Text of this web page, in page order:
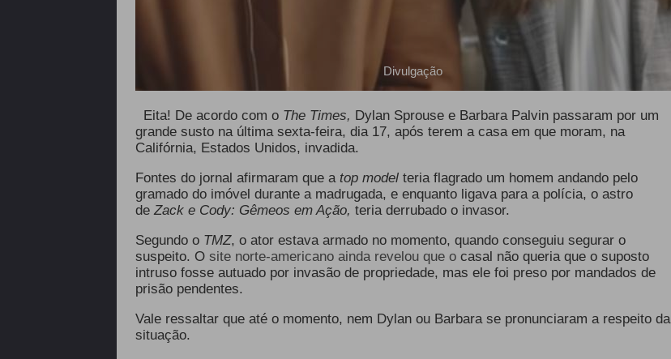
Divulgação
Eita! De acordo com o The Times, Dylan Sprouse e Barbara Palvin passaram por um
grande susto na última sexta-feira, dia 17, após terem a casa em que moram, na
Califórnia, Estados Unidos, invadida.
Fontes do jornal afirmaram que a top model teria flagrado um homem andando pelo
gramado do imóvel durante a madrugada, e enquanto ligava para a polícia, o astro
deZack e Cody: Gêmeos em Ação, teria derrubado o invasor.
Segundo o TMZ, o ator estava armado no momento, quando conseguiu segurar o
suspeito. O site norte-americano ainda revelou que o casal não queria que o suposto
intruso fosse autuado por invasão de propriedade, mas ele foi preso por mandados de
prisão pendentes.
Vale ressaltar que até o momento, nem Dylan ou Barbara se pronunciaram a respeito da
situação.